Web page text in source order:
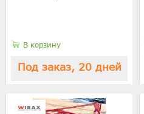
В корзину
Под заказ, 20 дней